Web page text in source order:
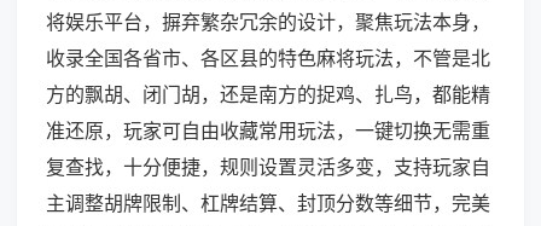
将娱乐平台，摒弃繁杂冗余的设计，聚焦玩法本身，
收录全国各省市、各区县的特色麻将玩法，不管是北
方的飘胡、闭门胡，还是南方的捉鸡、扎鸟，都能精
准还原，玩家可自由收藏常用玩法，一键切换无需重
复查找，十分便捷，规则设置灵活多变，支持玩家自
主调整胡牌限制、杠牌结算、封顶分数等细节，完美